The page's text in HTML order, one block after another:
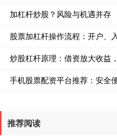
加杠杆炒股？风险与机遇并存
股票加杠杆操作流程：开户、
炒股杠杆原理：借资放大收益
手机股票配资平台推荐：安全
推荐阅读